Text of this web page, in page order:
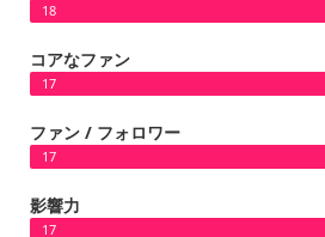
18
コアなファン
17
ファン / フォロワー
17
影響力
17